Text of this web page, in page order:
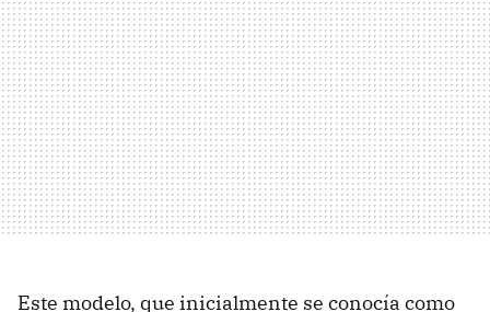
Este modelo, que inicialmente se conocía como